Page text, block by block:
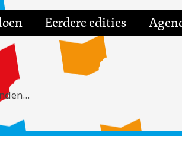
Eerdere edities